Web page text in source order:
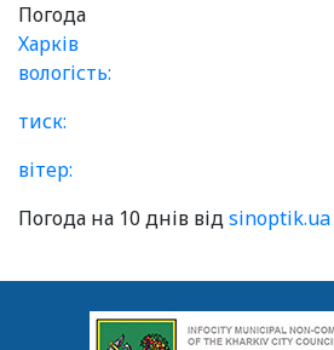
Погода
Харків
вологість:
тиск:
вітер:
Погода на 10 днів відsinoptik.ua